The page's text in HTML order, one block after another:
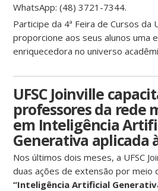
WhatsApp: (48) 3721-7344.
Participe da 4ª Feira de Cursos da
proporcione aos seus alunos uma
enriquecedora no universo
UFSC Joinville
professores da rede
em Inteligência
Generativa aplicada
Nos últimos dois meses, a UFSC
duas ações de extensão por meio
“Inteligência Artificial